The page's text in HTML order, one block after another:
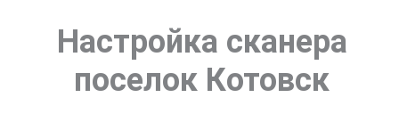
Настройка сканера
поселок Котовск